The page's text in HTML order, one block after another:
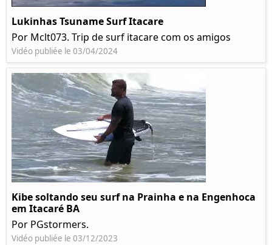
Lukinhas Tsuname Surf Itacare
Por Mclt073. Trip de surf itacare com os amigos
Vidéo publiée le 03/04/2024
Kibe soltando seu surf na Prainha e na Engenhoca
em Itacaré BA
Por PGstormers.
Vidéo publiée le 03/12/2023